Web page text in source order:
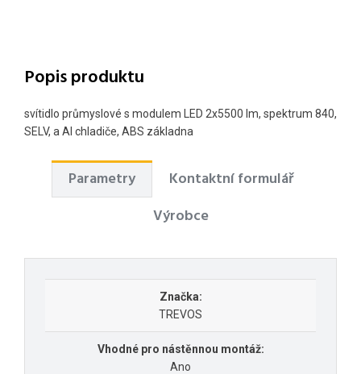
Popis produktu
svítidlo průmyslové s modulem LED 2x5500 lm, spektrum 840,
SELV, a Al chladiče, ABS základna
Parametry
Kontaktní formulář
Výrobce
Značka:
TREVOS
Vhodné pro nástěnnou montáž:
Ano